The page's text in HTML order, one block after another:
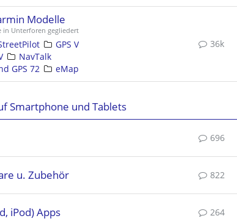
Modelle
in Unterforen gegliedert
GPS V
NavTalk
GPS 72
eMap
36k
Smartphone und Tablets
696
u. Zubehör 822
iPod) Apps 264